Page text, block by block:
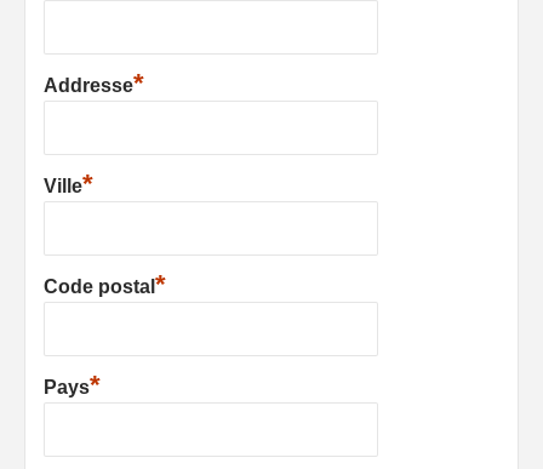
Addresse*
Ville*
Code postal *
Pays*